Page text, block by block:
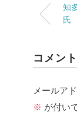
知
氏
コメン
メールア
※ が付い